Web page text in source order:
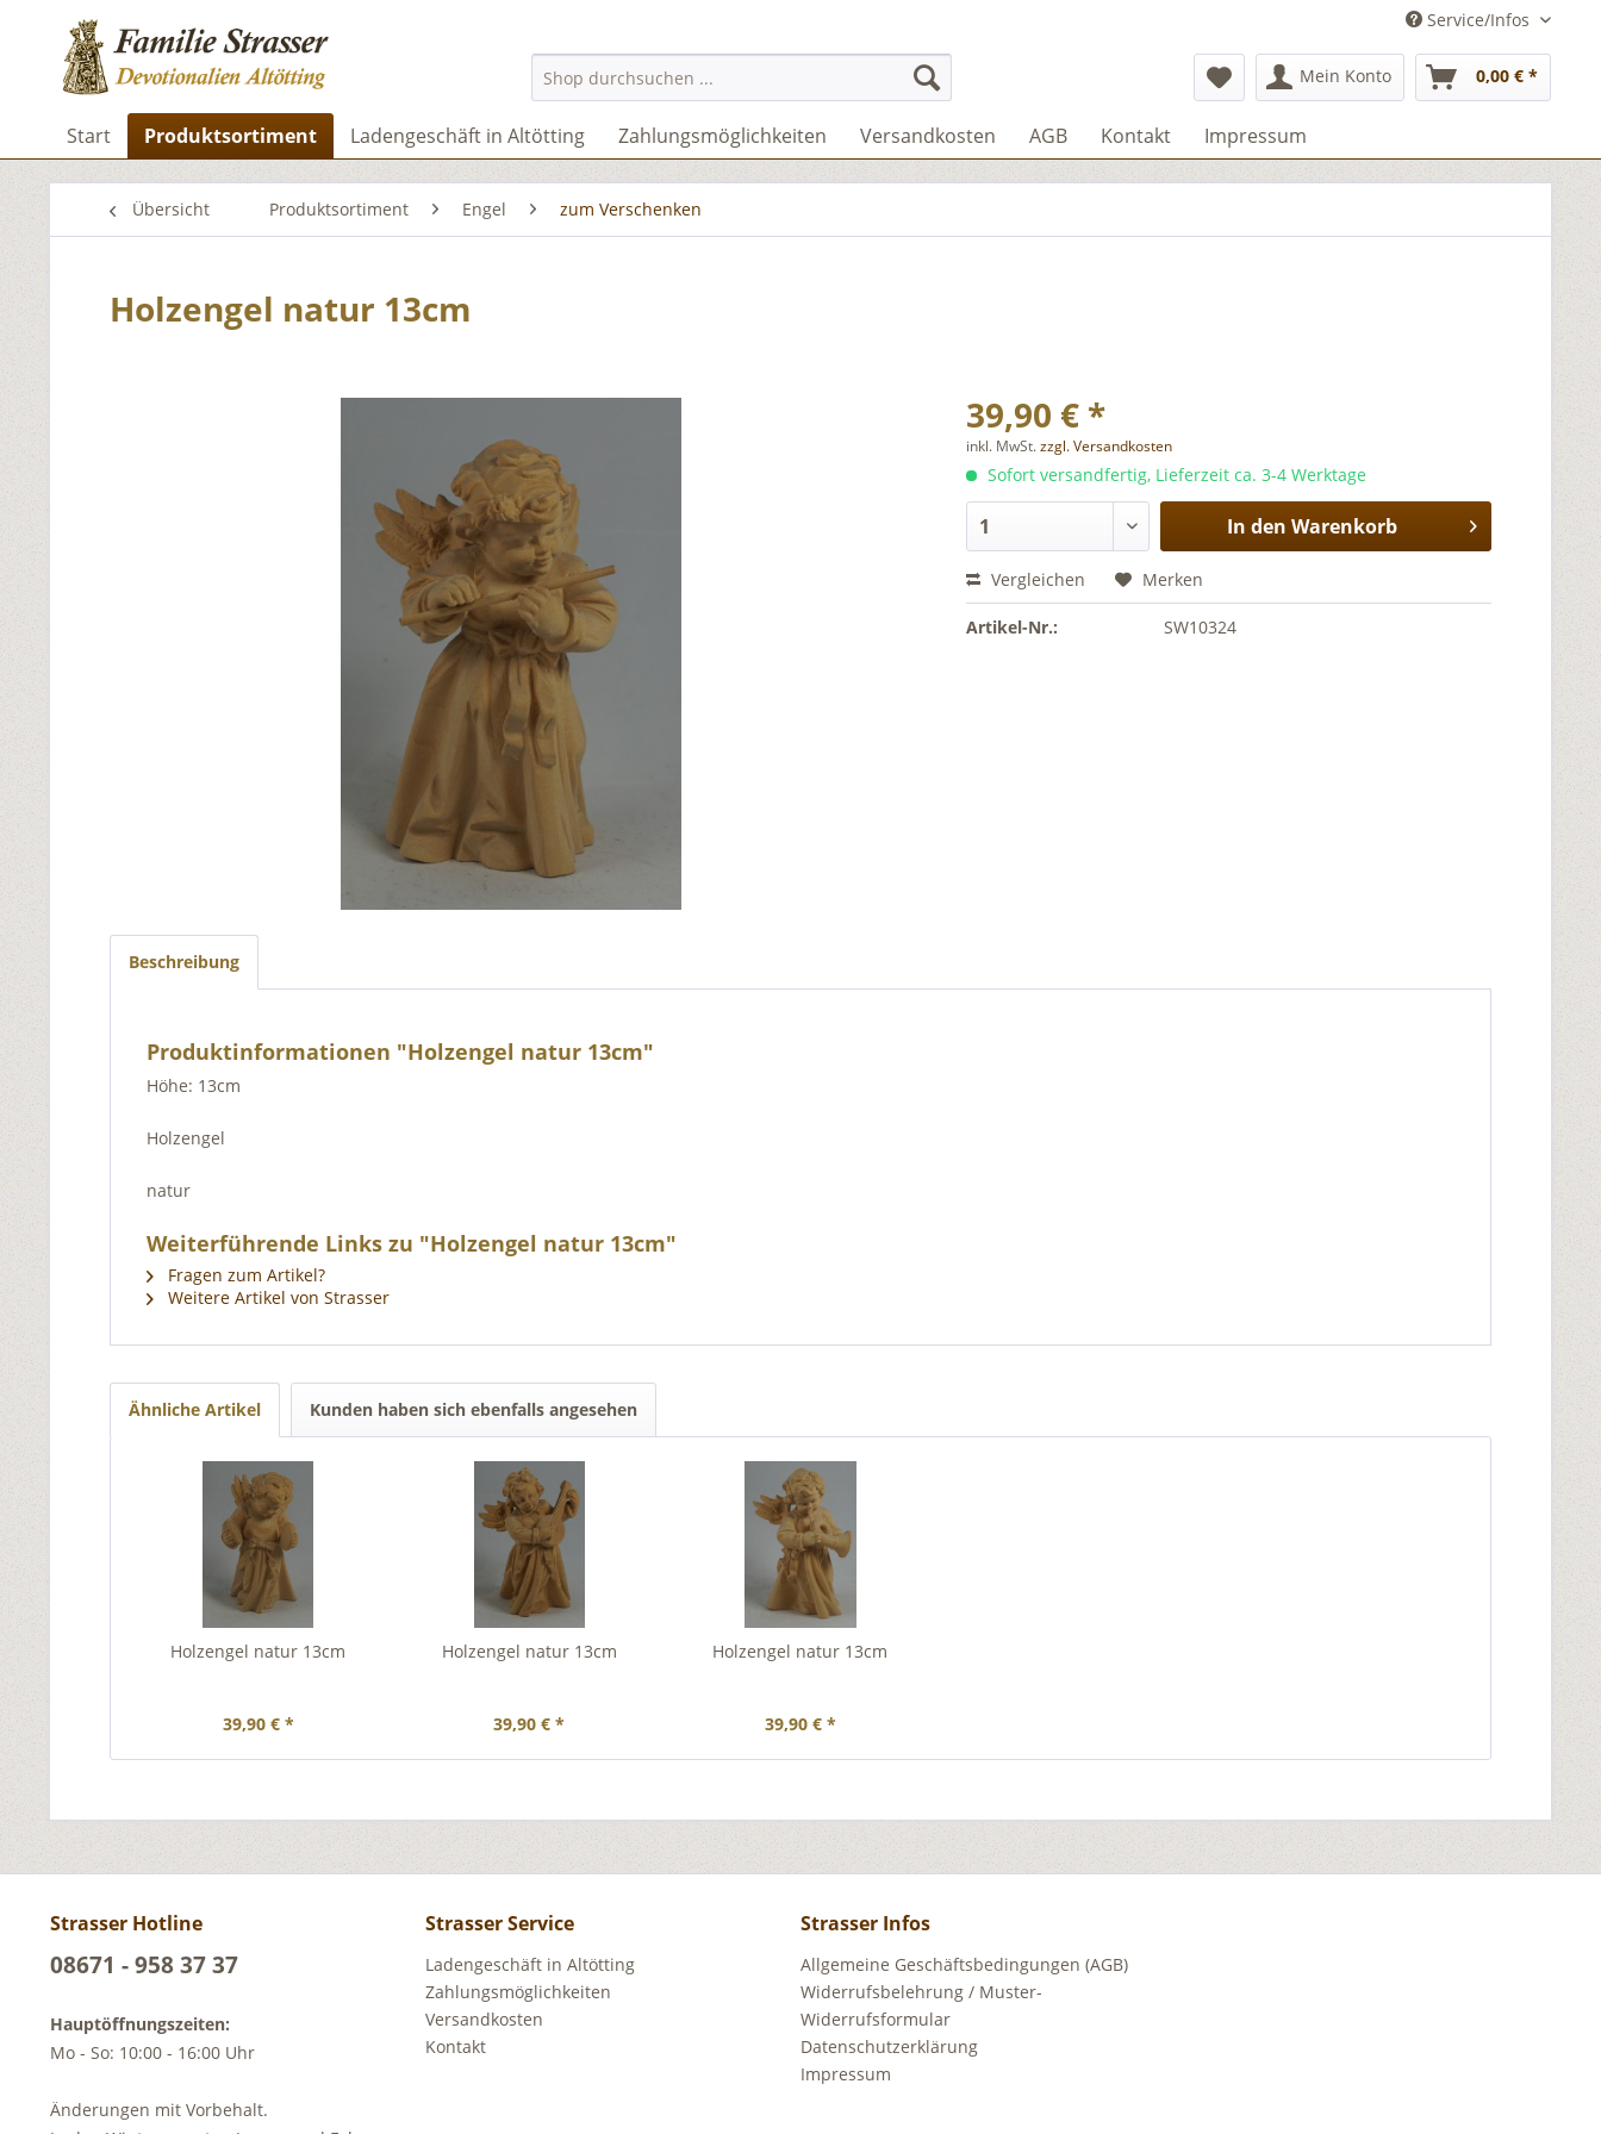
Service/Infos
Mein Konto 0,00 € *
Start Produktsortiment Ladengeschäft in Altötting Zahlungsmöglichkeiten Versandkosten AGB Kontakt Impressum
Übersicht Produktsortiment Engel zum Verschenken
Holzengel natur 13cm
39,90 € *
inkl. MwSt.zzgl. Versandkosten
Sofort versandfertig, Lieferzeit ca. 3-4 Werktage
In den Warenkorb
Vergleichen Merken
Artikel-Nr.: SW10324
Beschreibung
Produktinformationen "Holzengel natur 13cm"
Höhe: 13cm
Holzengel
natur
Weiterführende Links zu "Holzengel natur 13cm"
Fragen zum Artikel?
Weitere Artikel von Strasser
Ähnliche Artikel Kunden haben sich ebenfalls angesehen
Holzengel natur 13cm
39,90 € *
Holzengel natur 13cm
39,90 € *
Holzengel natur 13cm
39,90 € *
Strasser Hotline
08671 - 958 37 37
Hauptöffnungszeiten:
Mo - So: 10:00 - 16:00 Uhr
Änderungen mit Vorbehalt.
Strasser Service
Ladengeschäft in Altötting
Zahlungsmöglichkeiten
Versandkosten
Kontakt
Strasser Infos
Allgemeine Geschäftsbedingungen (AGB)
Widerrufsbelehrung / Muster-
Widerrufsformular
Datenschutzerklärung
Impressum